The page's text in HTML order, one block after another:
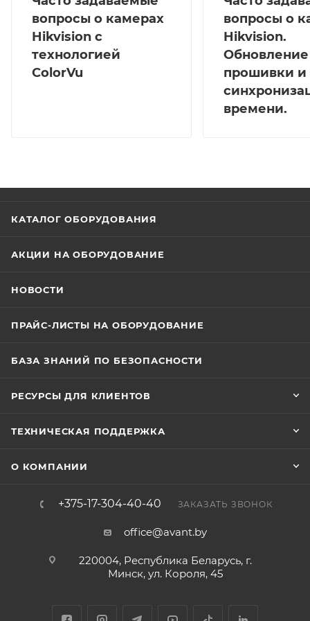
вопросы о камерах
Hikvision с
технологией
ColorVu
вопросы о
Hikvision.
Обновление
прошивки и
времени.
КАТАЛОГ ОБОРУДОВАНИЯ
АКЦИИ НА ОБОРУДОВАНИЕ
НОВОСТИ
ПРАЙС-ЛИСТЫ НА ОБОРУДОВАНИЕ
БАЗА ЗНАНИЙ ПО БЕЗОПАСНОСТИ
РЕСУРСЫ ДЛЯ КЛИЕНТОВ
ТЕХНИЧЕСКАЯ ПОДДЕРЖКА
О КОМПАНИИ
+375-17-304-40-40 ЗАКАЗАТЬ ЗВОНОК
office@avant.by
220004, Республика Беларусь, г.
Минск, ул. Короля, 45